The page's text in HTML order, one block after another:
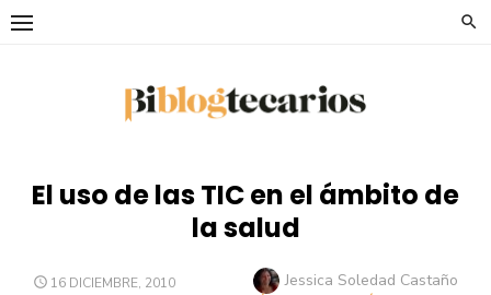
Saltar
El uso de las TIC en el ámbito de
la salud
PUBLICADO
16 DICIEMBRE, 2010 Autor
Jessica Soledad Castaño